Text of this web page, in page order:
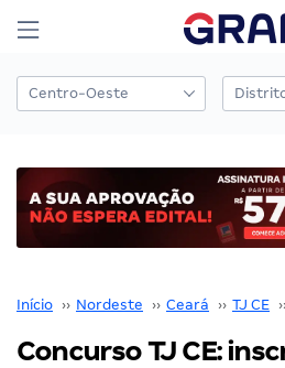
Início ›› Nordeste ›› Ceará ›› TJ CE
Concurso TJ CE: